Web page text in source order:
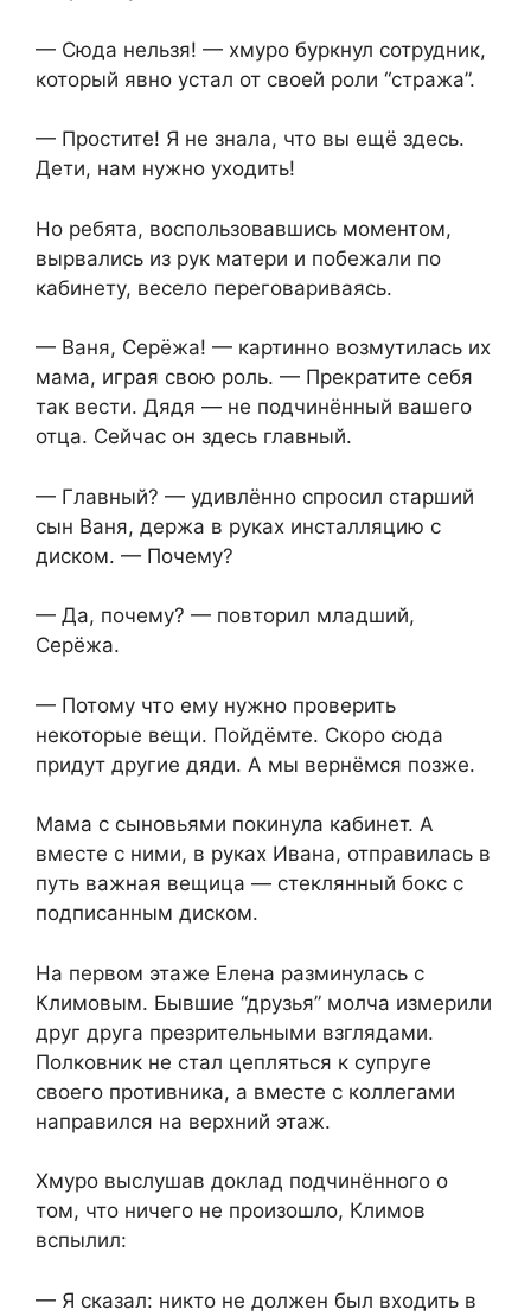
— Сюда нельзя! — хмуро буркнул сотрудник,
который явно устал от своей роли “стража”.
— Простите! Я не знала, что вы ещё здесь.
Дети, нам нужно уходить!
Но ребята, воспользовавшись моментом,
вырвались из рук матери и побежали по
кабинету, весело переговариваясь.
— Ваня, Серёжа! — картинно возмутилась их
мама, играя свою роль. — Прекратите себя
так вести. Дядя — не подчинённый вашего
отца. Сейчас он здесь главный.
— Главный? — удивлённо спросил старший
сын Ваня, держа в руках инсталляцию с
диском. — Почему?
— Да, почему? — повторил младший,
Серёжа.
— Потому что ему нужно проверить
некоторые вещи. Пойдёмте. Скоро сюда
придут другие дяди. А мы вернёмся позже.
Мама с сыновьями покинула кабинет. А
вместе с ними, в руках Ивана, отправилась в
путь важная вещица — стеклянный бокс с
подписанным диском.
На первом этаже Елена разминулась с
Климовым. Бывшие “друзья” молча измерили
друг друга презрительными взглядами.
Полковник не стал цепляться к супруге
своего противника, а вместе с коллегами
направился на верхний этаж.
Хмуро выслушав доклад подчинённого о
том, что ничего не произошло, Климов
вспылил:
— Я сказал: никто не должен был входить в